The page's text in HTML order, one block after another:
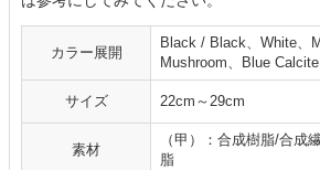
カラー展開
Black / Black、White、
Mushroom、Blue Calcite
サイズ 22cm～29cm
素材
（甲）：合成樹脂/合成
脂